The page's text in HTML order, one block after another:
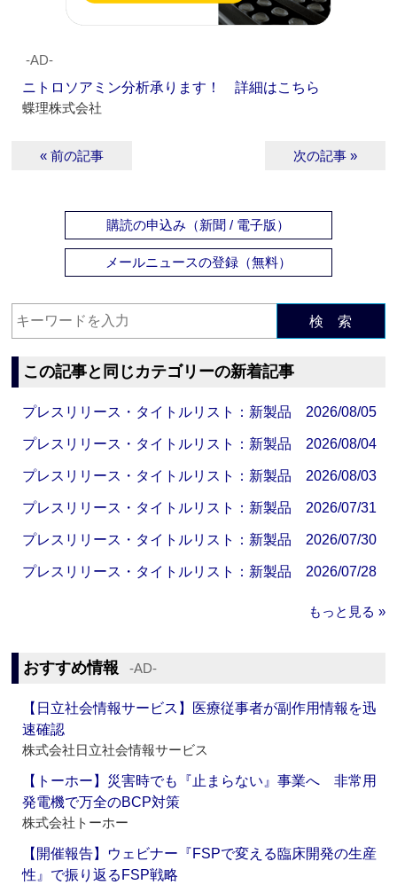
‐AD‐
ニトロソアミン分析承ります！ 詳細はこちら
蝶理株式会社
« 前の記事 次の記事 »
購読の申込み（新聞 / 電子版）
メールニュースの登録（無料）
検 索
この記事と同じカテゴリーの新着記事
プレスリリース・タイトルリスト：新製品 2026/08/05
プレスリリース・タイトルリスト：新製品 2026/08/04
プレスリリース・タイトルリスト：新製品 2026/08/03
プレスリリース・タイトルリスト：新製品 2026/07/31
プレスリリース・タイトルリスト：新製品 2026/07/30
プレスリリース・タイトルリスト：新製品 2026/07/28
もっと見る »
おすすめ情報 ‐AD‐
【日立社会情報サービス】医療従事者が副作用情報を迅
速確認
株式会社日立社会情報サービス
【トーホー】災害時でも『止まらない』事業へ 非常用
発電機で万全のBCP対策
株式会社トーホー
【開催報告】ウェビナー『FSPで変える臨床開発の生産
性』で振り返るFSP戦略